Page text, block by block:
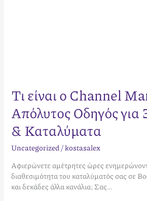
Τι είναι ο Channel
Απόλυτος Οδηγός για
& Καταλύματα
Uncategorized/kostasalex
Αφιερώνετε αμέτρητες ώρες
διαθεσιμότητα του καταλύματός σας σε
και δεκάδες άλλα κανάλια; Σας…